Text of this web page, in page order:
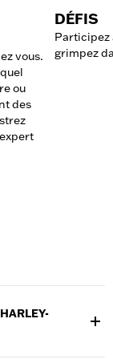
vous.
ou
des
DÉFIS
Participez
grimpez
être téléchargée